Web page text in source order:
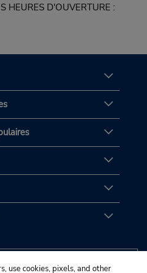
HEURES D'OUVERTURE :
use cookies, pixels, and other